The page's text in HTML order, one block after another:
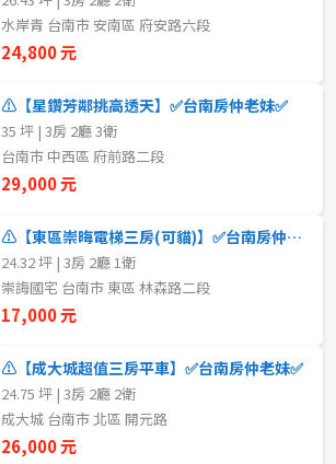
整層住家 獨立套房
其他住宅
住辦 廠房
20坪以下
水岸青 台南市 安南區 府安路六段
24,800 元
⚠️【星鑽芳鄰挑高透天】✅台南房仲老妹✅
35 坪 | 3房 2廳 3衛
台南市 中西區 府前路二段
29,000 元
⚠️【東區崇晦電梯三房(可貓)】✅台南房仲老妹✅
24.32 坪 | 3房 2廳 1衛
崇誨國宅 台南市 東區 林森路二段
17,000 元
⚠️【成大城超值三房平車】✅台南房仲老妹✅
24.75 坪 | 3房 2廳 2衛
成大城 台南市 北區 開元路
26,000 元